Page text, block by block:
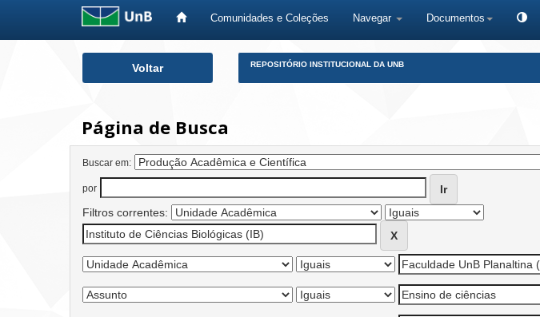
Comunidades e Coleções Navegar Documentos
Voltar REPOSITÓRIO INSTITUCIONAL DA UNB
Página de Busca
Buscar em:
por
Filtros correntes: